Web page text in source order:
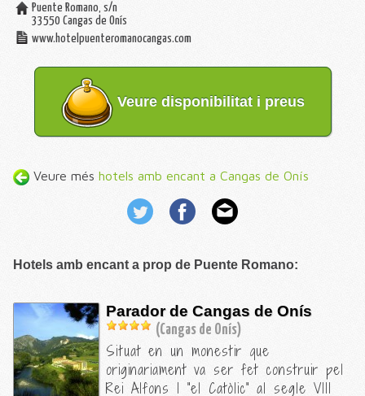
Puente Romano, s/n
33550 Cangas de Onís
www.hotelpuenteromanocangas.com
Veure disponibilitat i preus
Veure més hotels amb encant a Cangas de Onís
Hotels amb encant a prop de Puente Romano:
Parador de Cangas de Onís
(Cangas de Onís)
Situat en un monestir que
originariament va ser fet construir pel
Rei Alfons I "el Catòlic" al segle VIII